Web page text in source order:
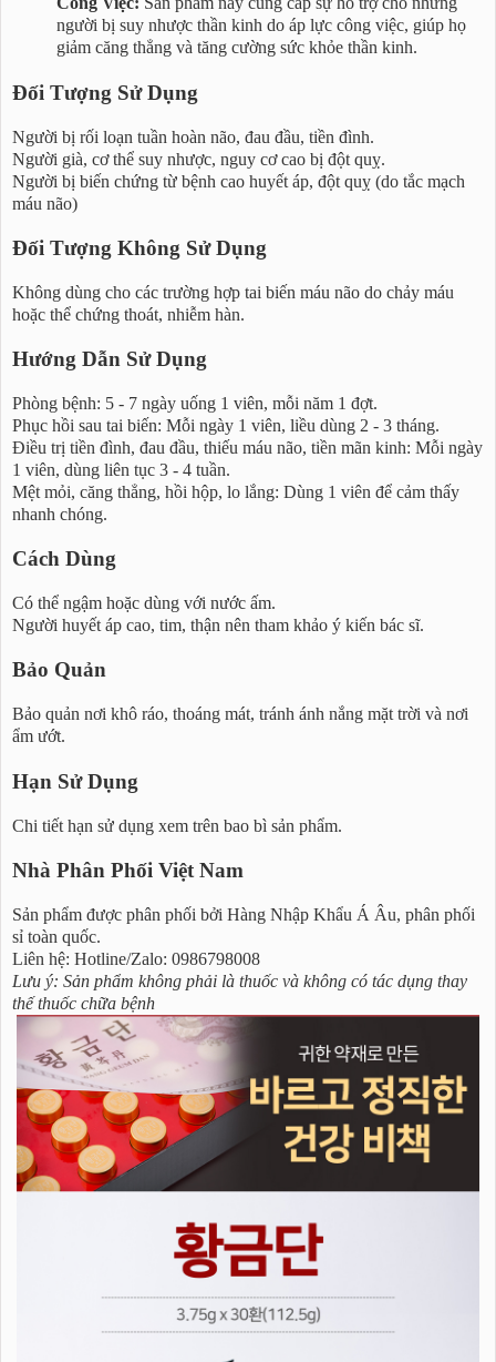
người bị suy nhược thần kinh do áp lực công việc, giúp họ
giảm căng thẳng và tăng cường sức khỏe thần kinh.
Đối Tượng Sử Dụng
Người bị rối loạn tuần hoàn não, đau đầu, tiền đình.
Người già, cơ thể suy nhược, nguy cơ cao bị đột quỵ.
Người bị biến chứng từ bệnh cao huyết áp, đột quỵ (do tắc mạch
máu não)
Đối Tượng Không Sử Dụng
Không dùng cho các trường hợp tai biến máu não do chảy máu
hoặc thể chứng thoát, nhiễm hàn.
Hướng Dẫn Sử Dụng
Phòng bệnh: 5 - 7 ngày uống 1 viên, mỗi năm 1 đợt.
Phục hồi sau tai biến: Mỗi ngày 1 viên, liều dùng 2 - 3 tháng.
Điều trị tiền đình, đau đầu, thiếu máu não, tiền mãn kinh: Mỗi ngày
1 viên, dùng liên tục 3 - 4 tuần.
Mệt mỏi, căng thẳng, hồi hộp, lo lắng: Dùng 1 viên để cảm thấy
nhanh chóng.
Cách Dùng
Có thể ngậm hoặc dùng với nước ấm.
Người huyết áp cao, tim, thận nên tham khảo ý kiến bác sĩ.
Bảo Quản
Bảo quản nơi khô ráo, thoáng mát, tránh ánh nắng mặt trời và nơi
ẩm ướt.
Hạn Sử Dụng
Chi tiết hạn sử dụng xem trên bao bì sản phẩm.
Nhà Phân Phối Việt Nam
Sản phẩm được phân phối bởi Hàng Nhập Khẩu Á Âu, phân phối
sỉ toàn quốc.
Liên hệ: Hotline/Zalo: 0986798008
Lưu ý: Sản phẩm không phải là thuốc và không có tác dụng thay
thế thuốc chữa bệnh